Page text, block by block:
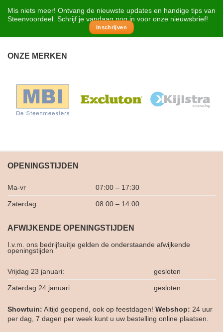
Mis niets meer! Ontvang de nieuwste updates en handige tips van
Steenvoordeel. Schrijf je vandaag nog in voor onze nieuwsbrief!
Inschrijven
ONZE MERKEN
OPENINGSTIJDEN
Ma-vr 07:00 – 17:30
Zaterdag 08:00 – 14:00
AFWIJKENDE OPENINGSTIJDEN
I.v.m. ons bedrijfsuitje gelden de onderstaande afwijkende
openingstijden
Vrijdag 23 januari: gesloten
Zaterdag 24 januari: gesloten
Showtuin: Altijd geopend, ook op feestdagen! Webshop: 24 uur
per dag, 7 dagen per week kunt u uw bestelling online plaatsen.